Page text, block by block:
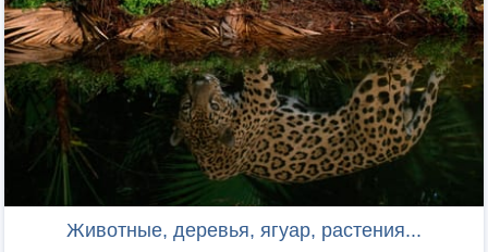
Животные, деревья, ягуар, растения...